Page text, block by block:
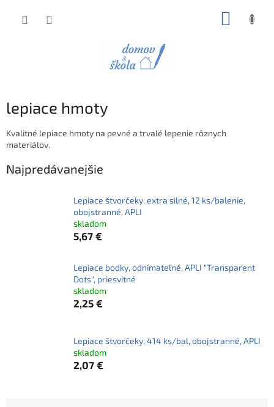
lepiace hmoty
Kvalitné lepiace hmoty na pevné a trvalé lepenie rôznych
materiálov.
Najpredávanejšie
Lepiace štvorčeky, extra silné, 12 ks/balenie,
obojstranné, APLI
skladom
5,67 €
Lepiace bodky, odnímateľné, APLI "Transparent
Dots", priesvitné
skladom
2,25 €
Lepiace štvorčeky, 414 ks/bal, obojstranné, APLI
skladom
2,07 €